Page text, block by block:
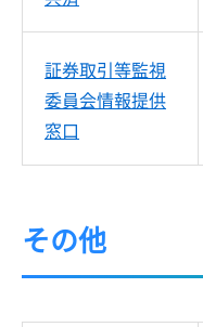
証券取引等監視
委員会情報提供
窓口
その他